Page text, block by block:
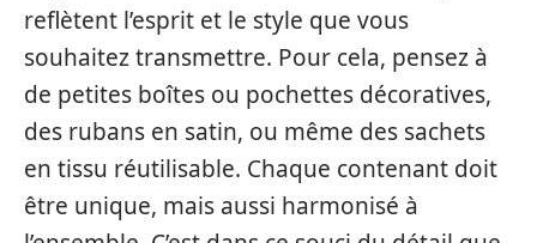
reflètent l’esprit et le style que vous
souhaitez transmettre. Pour cela, pensez à
de petites boîtes ou pochettes décoratives,
des rubans en satin, ou même des sachets
en tissu réutilisable. Chaque contenant doit
être unique, mais aussi harmonisé à